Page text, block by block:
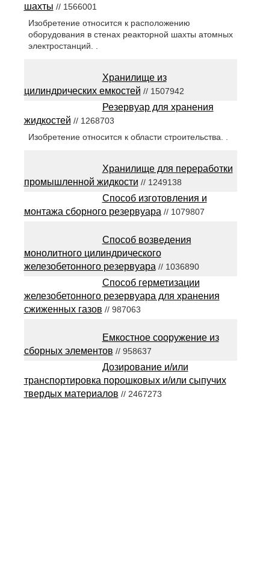
шахты // 1566001
Изобретение относится к расположению
оборудования в стенах реакторной шахты атомных
электростанций. .
Хранилище из
цилиндрических емкостей // 1507942
Резервуар для хранения
жидкостей // 1268703
Изобретение относится к области строительства. .
Хранилище для переработки
промышленной жидкости // 1249138
Способ изготовления и
монтажа сборного резервуара// 1079807
Способ возведения
монолитного цилиндрического
железобетонного резервуара// 1036890
Способ герметизации
железобетонного резервуара для хранения
сжиженных газов // 987063
Емкостное сооружение из
сборных элементов // 958637
Дозирование и/или
транспортировка порошковых и/или сыпучих
твердых материалов // 2467273